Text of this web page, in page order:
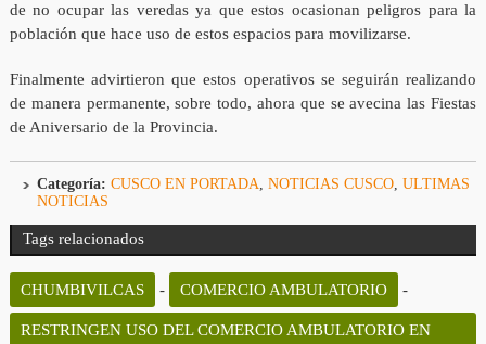
de no ocupar las veredas ya que estos ocasionan peligros para la
población que hace uso de estos espacios para movilizarse.
Finalmente advirtieron que estos operativos se seguirán realizando
de manera permanente, sobre todo, ahora que se avecina las Fiestas
de Aniversario de la Provincia.
Categoría: CUSCO EN PORTADA, NOTICIAS CUSCO, ULTIMAS
NOTICIAS
Tags relacionados
CHUMBIVILCAS - COMERCIO AMBULATORIO -
RESTRINGEN USO DEL COMERCIO AMBULATORIO EN